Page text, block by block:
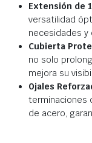
Extensión de
versatilidad
necesidades y
Cubierta
no solo
mejora su
Ojales
terminaciones
de acero,